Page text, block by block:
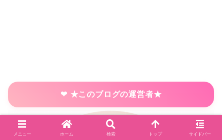
★このブログの運営者★
メニュー ホーム 検索 トップ サイドバー